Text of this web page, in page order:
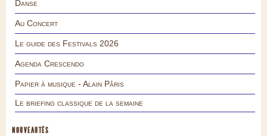
Danse
Au Concert
Le guide des Festivals 2026
Agenda Crescendo
Papier à musique - Alain Pâris
Le briefing classique de la semaine
NOUVEAUTÉS